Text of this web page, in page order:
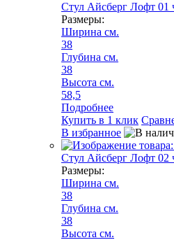
Стул Айсберг Лофт 01
Размеры:
Ширина см.
38
Глубина см.
38
Высота см.
58,5
Подробнее
Купить в 1 клик
В избранное
Стул Айсберг Лофт 02
Размеры:
Ширина см.
38
Глубина см.
38
Высота см.